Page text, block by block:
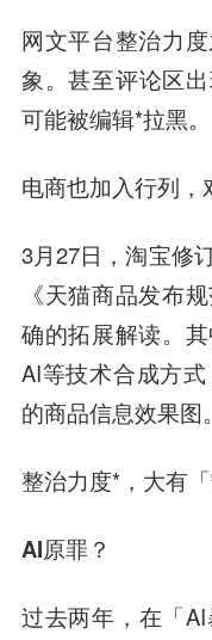
网文平台整治力
象。甚至评论区
可能被编辑*拉黑。
电商也加入行列，
3月27日，淘宝修
《天猫商品发布
确的拓展解读。
AI等技术合成方
的商品信息效果图。
整治力度*，大有
AI原罪？
过去两年，在「